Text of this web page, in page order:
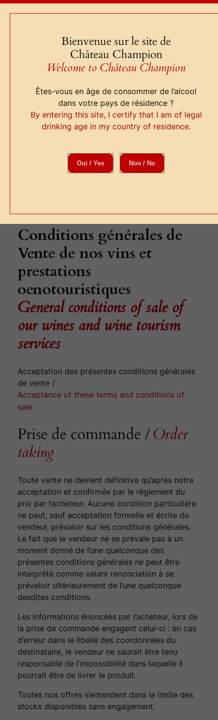
Aller
Bienvenue sur le site de
Château Champion
Welcome to Château Champion
Êtes-vous en âge de consommer de l’alcool
dans votre pays de résidence ?
By entering this site, I certify that I am of legal
drinking age in my country of residence.
Oui / Yes Non / No
Boutique
F.A.Q
Infos
Contact
Conditions générales
de vente & Mentions
légales
Conditions générales de
Vente de nos vins et
prestations
oenotouristiques
General conditions of sale of
our wines and wine tourism
services
Acceptation des présentes conditions générales
de vente /
Acceptance of these terms and conditions of
sale
Prise de commande /Order
taking
Toute vente ne devient définitive qu’après notre
acceptation et confirmée par le règlement du
prix par l’acheteur. Aucune condition particulière
ne peut, sauf acceptation formelle et écrite du
vendeur, prévaloir sur les conditions générales.
Le fait que le vendeur ne se prévale pas à un
moment donné de l’une quelconque des
présentes conditions générales ne peut être
interprété comme valant renonciation à se
prévaloir ultérieurement de l’une quelconque
desdites conditions.
Les informations énoncées par l’acheteur, lors de
la prise de commande engagent celui-ci : en cas
d’erreur dans le libellé des coordonnées du
destinataire, le vendeur ne saurait être tenu
responsable de l’impossibilité dans laquelle il
pourrait être de livrer le produit.
Toutes nos offres s’entendent dans la limite des
stocks disponibles sans engagement.